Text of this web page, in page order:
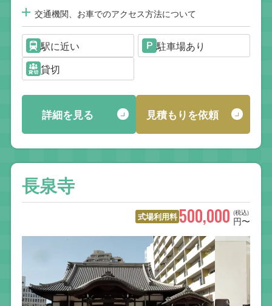
交通機関、お車でのアクセス方法について
駅に近い
駐車場あり
貸切
詳細を見る 見積もりを依頼
長泉寺
式場利用料 (税込)
500,000 円〜